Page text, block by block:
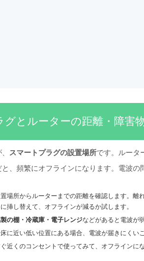
グとルーターの距離・障害
スマートプラグの設置場所です。ルータ
、頻繁にオフラインになります。電波の
場所からルーターまでの距離を確認します。離
挿し替えて、オフラインが減るか試します。
の棚・冷蔵庫・電子レンジなどがあると電波が
に近い低い位置にある場合、電波が届きにくい
近くのコンセントで使ってみて、オフラインに